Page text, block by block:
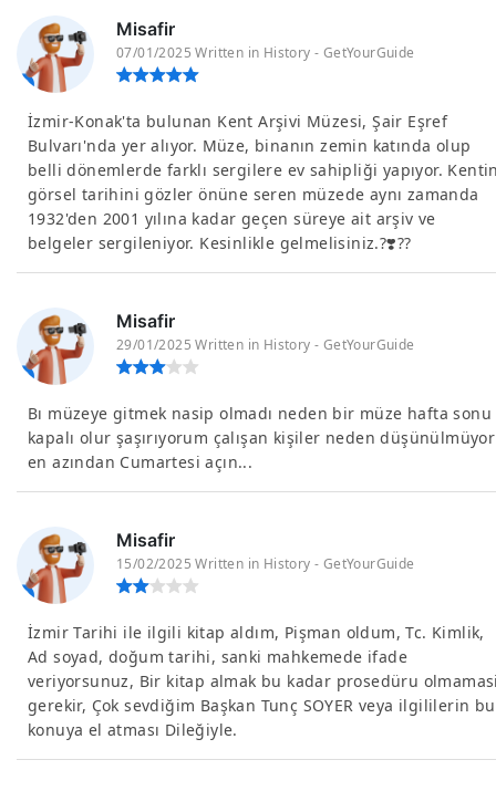
Misafir
07/01/2025 Written in History - GetYourGuide
İzmir-Konak'ta bulunan Kent Arşivi Müzesi, Şair Eşref
Bulvarı'nda yer alıyor. Müze, binanın zemin katında olup
belli dönemlerde farklı sergilere ev sahipliği yapıyor.
görsel tarihini gözler önüne seren müzede aynı zamanda
1932'den 2001 yılına kadar geçen süreye ait arşiv ve
belgeler sergileniyor. Kesinlikle gelmelisiniz.?❣️?️?
Misafir
29/01/2025 Written in History - GetYourGuide
Bı müzeye gitmek nasip olmadı neden bir müze hafta sonu
kapalı olur şaşırıyorum çalışan kişiler neden düşünülmüyor
en azından Cumartesi açın...
Misafir
15/02/2025 Written in History - GetYourGuide
İzmir Tarihi ile ilgili kitap aldım, Pişman oldum, Tc. Kimlik,
Ad soyad, doğum tarihi, sanki mahkemede ifade
veriyorsunuz, Bir kitap almak bu kadar prosedüru
gerekir, Çok sevdiğim Başkan Tunç SOYER veya ilgililerin bu
konuya el atması Dileğiyle.